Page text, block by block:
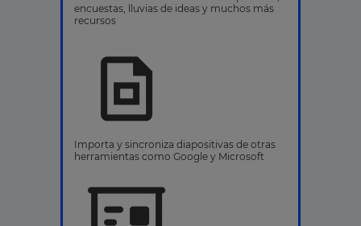
encuestas, lluvias de ideas y muchos más
recursos
Importa y sincroniza diapositivas de otras
herramientas como Google y Microsoft